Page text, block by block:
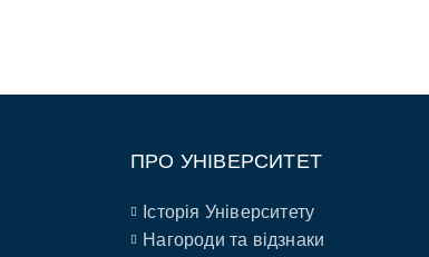
ПРО УНІВЕРСИТЕТ
Історія Університету
Нагороди та відзнаки